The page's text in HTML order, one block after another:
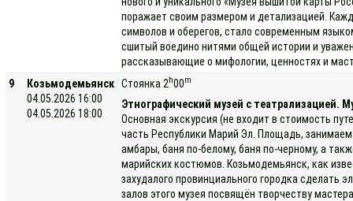
поражает своим размером и детализацией.
символов и оберегов, стало современным
сшитый воедино нитями общей истории и
рассказывающие о мифологии, ценностях и
9
Козьмодемьянск
04.05.2026 16:00
04.05.2026 18:00
Стоянка 2 h00m
Этнографический музей с театрализацией.
Основная экскурсия (не входит в стоимость
часть Республики Марий Эл. Площадь,
амбары, баня по-белому, баня по-черному, а
марийских костюмов. Козьмодемьянск, как
захудалого провинциального городка
залов этого музея посвящён творчеству